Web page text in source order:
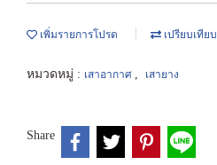
เพิ่มรายการโปรด เปรียบเทียบ
หมวดหมู่ : เสาอากาศ , เสายาง
Share